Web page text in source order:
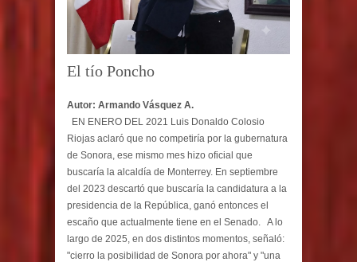
El tío Poncho
Autor: Armando Vásquez A.
EN ENERO DEL 2021 Luis Donaldo Colosio
Riojas aclaró que no competiría por la gubernatura
de Sonora, ese mismo mes hizo oficial que
buscaría la alcaldía de Monterrey. En septiembre
del 2023 descartó que buscaría la candidatura a la
presidencia de la República, ganó entonces el
escaño que actualmente tiene en el Senado. A lo
largo de 2025, en dos distintos momentos, señaló:
"cierro la posibilidad de Sonora por ahora" y "una